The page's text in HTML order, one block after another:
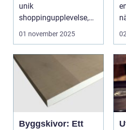
unik
shoppingupplevelse,
och en italiensk butik...
01 november 2025
Byggskivor: Ett